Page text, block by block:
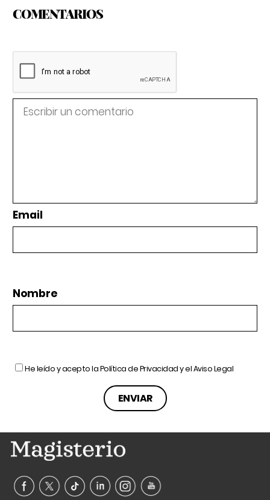
COMENTARIOS
Email
Nombre
He leído y acepto laPolítica de Privacidady elAviso Legal